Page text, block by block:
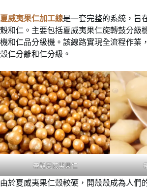
夏威夷果仁加工線是一套完整的系統，旨
殼和仁。主要包括夏威夷果仁旋轉鼓分級
機和仁品分級機。該線路實現全流程作業
殼仁分離和仁分級。
帶殼夏威夷果仁
由於夏威夷果仁殼較硬，開殼殼成為人們